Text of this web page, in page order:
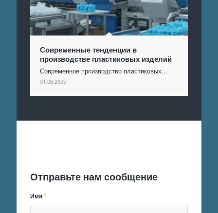
Современные тенденции в
производстве пластиковых изделий
Современное производство пластиковых…
31.08.2025
Отправьте нам сообщение
Имя*